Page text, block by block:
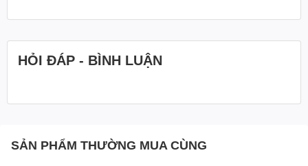
HỎI ĐÁP - BÌNH LUẬN
SẢN PHẨM THƯỜNG MUA CÙNG